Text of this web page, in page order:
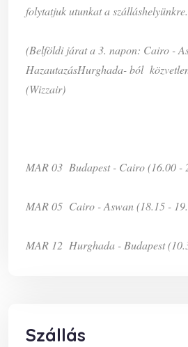
folytatjuk utunkat a szálláshelyünkre.
(Belföldi járat a 3. napon: Cairo -
HazautazásHurghada- ból
(Wizzair)
MAR 03 Budapest - Cairo (16.00 -
MAR 05 Cairo - Aswan (18.15 -
MAR 12 Hurghada - Budapest
Szállás